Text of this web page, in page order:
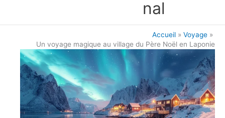
nal
Accueil
Voyage
Un voyage magique au village du Père Noël en Laponie